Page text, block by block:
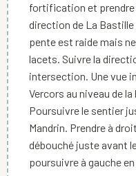
fortification et prendre
direction de La Bastille
pente est raide mais
lacets. Suivre la
intersection. Une vue
Vercors au niveau de
Poursuivre le sentier
Mandrin. Prendre à
débouché juste avant
poursuivre à gauche